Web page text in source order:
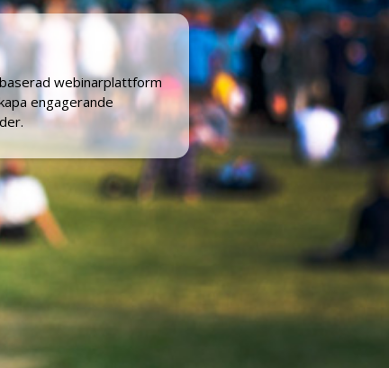
webinarplattform
engagerande